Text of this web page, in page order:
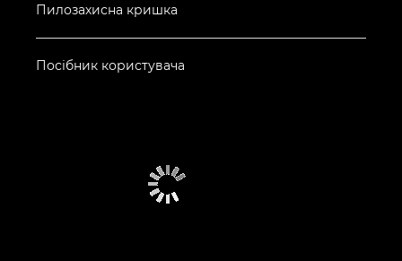
Пилозахисна кришка
Посібник користувача